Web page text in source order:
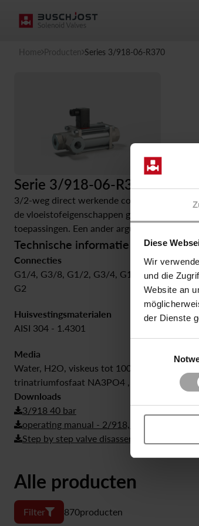
Diese
Wir
und die
Website an
der Dienste
Home Producten Series 3/918-06-R370
Serie 3/918-06-R370
3/2-weg direct werkende coaxiale
de vloeistofeigenschappen geen klassieke
toepassingen. Een ander argument ten
Technische informatie
Connecties
G1/4, G3/8, G1/2, G3/4, G1, G5/4, G6/4,
G2
Huisvestingsmaterialen
AISI 304 - 1.4301
Media
Water, H2O, viskeus tot 1000 mm²/s,
trinatriumfosfaat NA3PO4 , Biogas droog
Downloads
3/918 40 bar
operating manual - 2/918, 3/918
Step by step valve disassembly - coaxial
Alle producten
Filter 870producten